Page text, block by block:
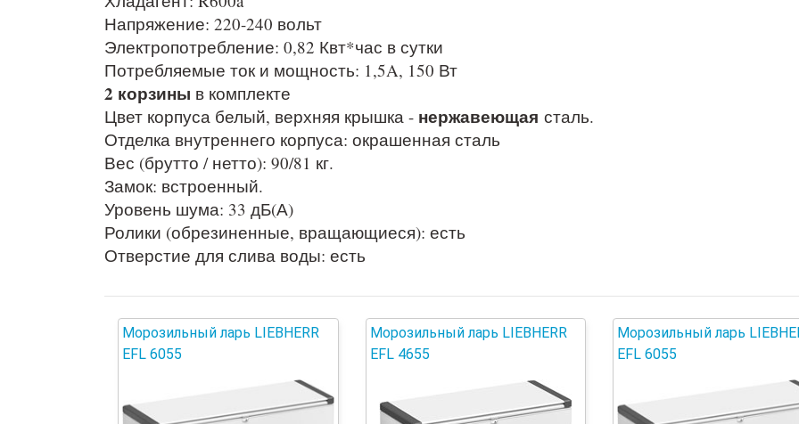
Напряжение: 220-240 вольт
Электропотребление: 0,82 Квт*час в сутки
Потребляемые ток и мощность: 1,5A, 150 Вт
2 корзины в комплекте
Цвет корпуса белый, верхняя крышка - нержавеющая сталь.
Отделка внутреннего корпуса: окрашенная сталь
Вес (брутто / нетто): 90/81 кг.
Замок: встроенный.
Уровень шума: 33 дБ(А)
Ролики (обрезиненные, вращающиеся): есть
Отверстие для слива воды: есть
Морозильный ларь LIEBHERR
EFL 6055
Морозильный ларь LIEBHERR
EFL 4655
Морозильный ларь
EFL 6055